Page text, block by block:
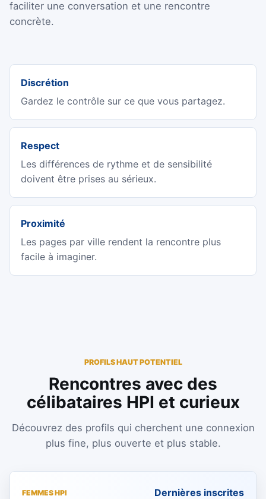
faciliter une conversation et une rencontre
concrète.
Discrétion
Gardez le contrôle sur ce que vous partagez.
Respect
Les différences de rythme et de sensibilité
doivent être prises au sérieux.
Proximité
Les pages par ville rendent la rencontre plus
facile à imaginer.
PROFILS HAUT POTENTIEL
Rencontres avec des
célibataires HPI et curieux
Découvrez des profils qui cherchent une connexion
plus fine, plus ouverte et plus stable.
FEMMES HPI Dernières inscrites